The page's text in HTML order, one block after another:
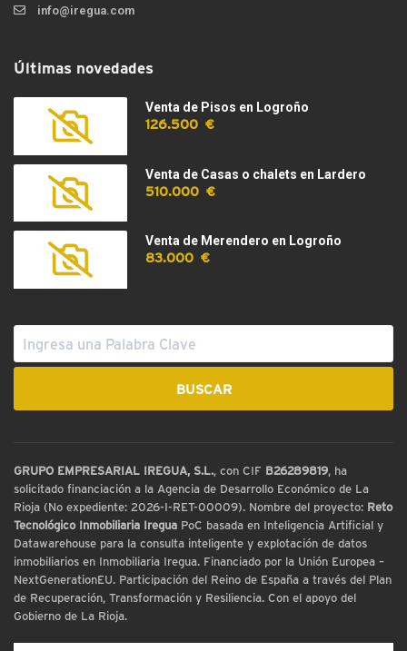
info@iregua.com
Últimas novedades
Venta de Pisos en Logroño
126.500 €
Venta de Casas o chalets en Lardero
510.000 €
Venta de Merendero en Logroño
83.000 €
GRUPO EMPRESARIAL IREGUA, S.L., con CIF B26289819, ha
solicitado financiación a la Agencia de Desarrollo Económico de La
Rioja (No expediente: 2026-I-RET-00009). Nombre del proyecto: Reto
Tecnológico Inmobiliaria Iregua PoC basada en Inteligencia Artificial y
Datawarehouse para la consulta inteligente y explotación de datos
inmobiliarios en Inmobiliaria Iregua. Financiado por la Unión Europea –
NextGenerationEU. Participación del Reino de España a través del Plan
de Recuperación, Transformación y Resiliencia. Con el apoyo del
Gobierno de La Rioja.